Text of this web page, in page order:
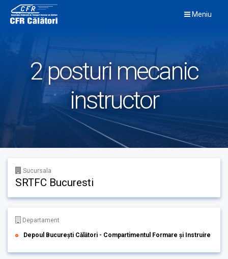
content
Meniu
2 posturi mecanic
instructor
Sucursala
SRTFC Bucuresti
Departament
Depoul București Călători - Compartimentul Formare și Instruire